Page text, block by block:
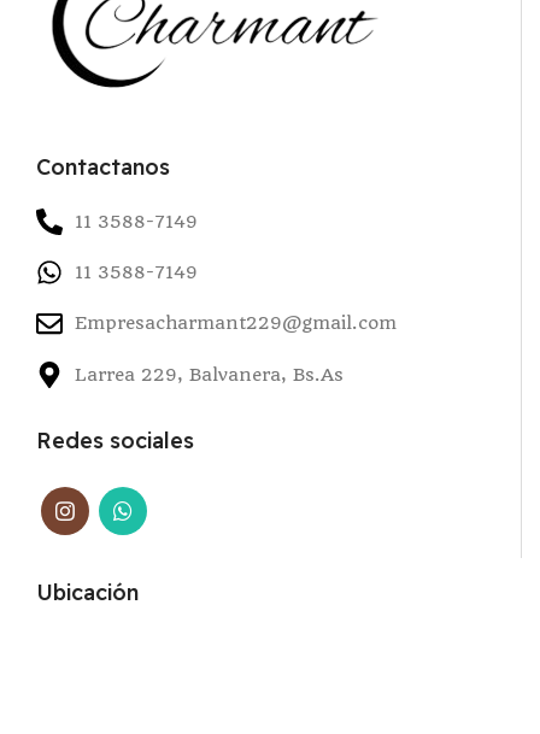
Contactanos
11 3588-7149
11 3588-7149
Empresacharmant229@gmail.com
Larrea 229, Balvanera, Bs.As
Redes sociales
Ubicación